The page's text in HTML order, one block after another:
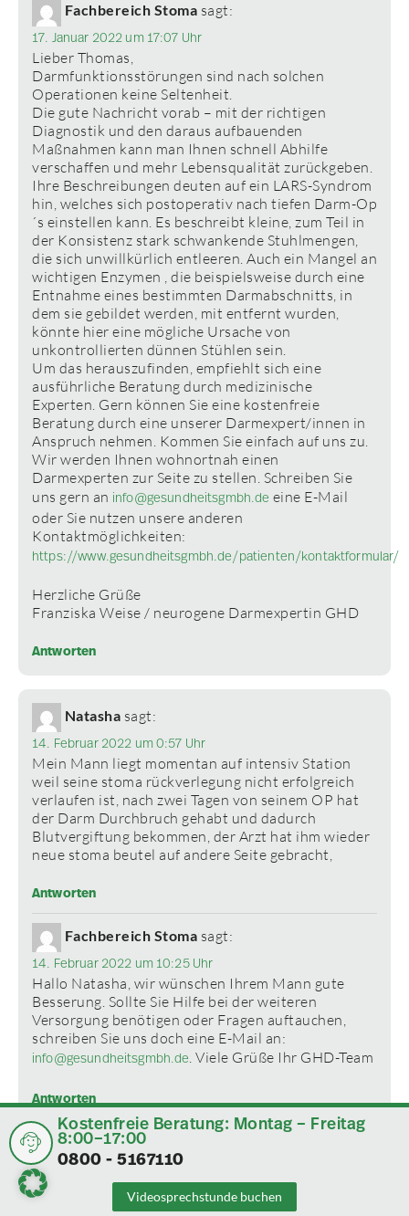
Fachbereich Stoma sagt:
17. Januar 2022 um 17:07 Uhr
Lieber Thomas,
Darmfunktionsstörungen sind nach solchen
Operationen keine Seltenheit.
Die gute Nachricht vorab – mit der richtigen
Diagnostik und den daraus aufbauenden
Maßnahmen kann man Ihnen schnell Abhilfe
verschaffen und mehr Lebensqualität zurückgeben.
Ihre Beschreibungen deuten auf ein LARS-Syndrom
hin, welches sich postoperativ nach tiefen Darm-Op
´s einstellen kann. Es beschreibt kleine, zum Teil in
der Konsistenz stark schwankende Stuhlmengen,
die sich unwillkürlich entleeren. Auch ein Mangel an
wichtigen Enzymen , die beispielsweise durch eine
Entnahme eines bestimmten Darmabschnitts, in
dem sie gebildet werden, mit entfernt wurden,
könnte hier eine mögliche Ursache von
unkontrollierten dünnen Stühlen sein.
Um das herauszufinden, empfiehlt sich eine
ausführliche Beratung durch medizinische
Experten. Gern können Sie eine kostenfreie
Beratung durch eine unserer Darmexpert/innen in
Anspruch nehmen. Kommen Sie einfach auf uns zu.
Wir werden Ihnen wohnortnah einen
Darmexperten zur Seite zu stellen. Schreiben Sie
uns gern an info@gesundheitsgmbh.de eine E-Mail
oder Sie nutzen unsere anderen
Kontaktmöglichkeiten:
https://www.gesundheitsgmbh.de/patienten/kontaktformular/
Herzliche Grüße
Franziska Weise / neurogene Darmexpertin GHD
Antworten
Natasha sagt:
14. Februar 2022 um 0:57 Uhr
Mein Mann liegt momentan auf intensiv Station
weil seine stoma rückverlegung nicht erfolgreich
verlaufen ist, nach zwei Tagen von seinem OP hat
der Darm Durchbruch gehabt und dadurch
Blutvergiftung bekommen, der Arzt hat ihm wieder
neue stoma beutel auf andere Seite gebracht,
Antworten
Fachbereich Stoma sagt:
14. Februar 2022 um 10:25 Uhr
Hallo Natasha, wir wünschen Ihrem Mann gute
Besserung. Sollte Sie Hilfe bei der weiteren
Versorgung benötigen oder Fragen auftauchen,
schreiben Sie uns doch eine E-Mail an:
info@gesundheitsgmbh.de. Viele Grüße Ihr GHD-Team
Antworten
Susanne Plank sagt:
11. März 2022 um 22:17 Uhr
Kostenfreie Beratung: Montag – Freitag
8:00–17:00
0800 - 5167110
Videosprechstunde buchen